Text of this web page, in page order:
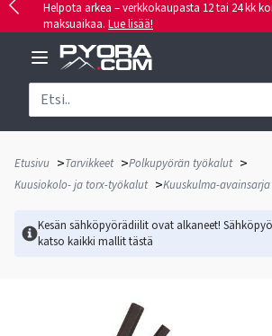
Helpota arkea – verkkokaupasta 12 tai 24 kk
maksuaikaa. Lue lisää!
Etusivu >Tarvikkeet >Polkupyörän työkalut >
Kuusiokolo- ja torx-työkalut >Kuuskulma-avainsarja
Kesän sähköpyörädiilit ovat alkaneet!
katso kaikki mallittästä